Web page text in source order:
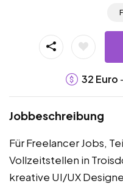
32 Euro
Jobbeschreibung
Für Freelancer Jobs,
Vollzeitstellen in
kreative UI/UX